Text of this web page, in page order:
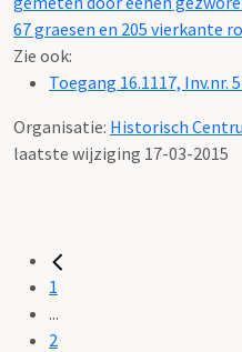
67 graesen en 205 vierkante
Zie ook:
Toegang 16.1117, Inv.nr.
Organisatie: Historisch
laatste wijziging 17-03-2015
1
...
2